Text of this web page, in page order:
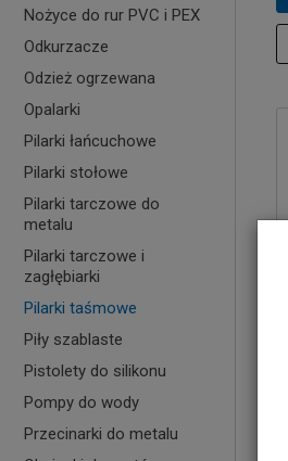
Nożyce do rur PVC i PEX
Odkurzacze
Odzież ogrzewana
Opalarki
Pilarki łańcuchowe
Pilarki stołowe
Pilarki tarczowe do
metalu
Pilarki tarczowe i
zagłębiarki
Pilarki taśmowe
Piły szablaste
Pistolety do silikonu
Pompy do wody
Przecinarki do metalu